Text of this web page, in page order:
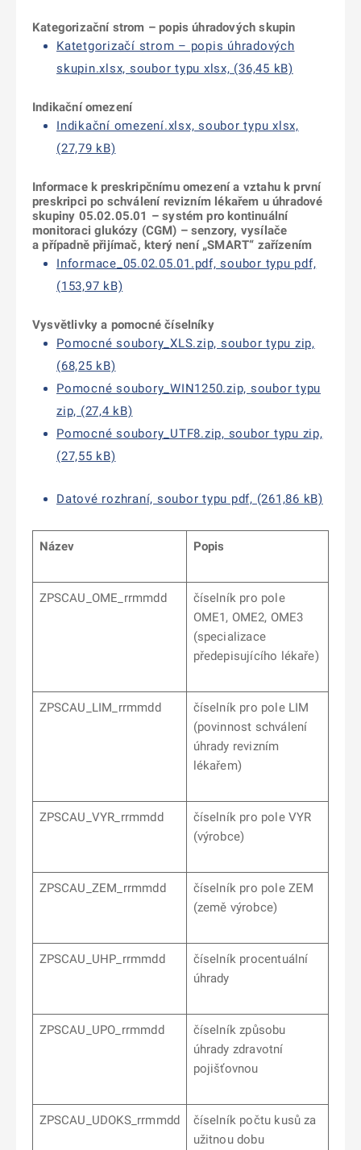
Kategorizační strom – popis úhradových skupin
Katetgorizačí strom – popis úhradových
skupin.xlsx, soubor typu xlsx, (36,45 kB)
Indikační omezení
Indikační omezení.xlsx, soubor typu xlsx,
(27,79 kB)
Informace k preskripčnímu omezení a vztahu k první
preskripci po schválení revizním lékařem u úhradové
skupiny 05.02.05.01 – systém pro kontinuální
monitoraci glukózy (CGM) – senzory, vysílače
a případně přijímač, který není „SMART“ zařízením
Informace_05.02.05.01.pdf, soubor typu pdf,
(153,97 kB)
Vysvětlivky a pomocné číselníky
Pomocné soubory_XLS.zip, soubor typu zip,
(68,25 kB)
Pomocné soubory_WIN1250.zip, soubor typu
zip, (27,4 kB)
Pomocné soubory_UTF8.zip, soubor typu zip,
(27,55 kB)
Datové rozhraní, soubor typu pdf, (261,86 kB)
Název Popis
ZPSCAU_OME_rrmmdd
číselník pro pole
OME1, OME2, OME3
(specializace
předepisujícího lékaře)
ZPSCAU_LIM­_rrmmdd
číselník pro pole LIM
(povinnost schválení
úhrady revizním
lékařem)
ZPSCAU_VYR_rrmmdd
číselník pro pole VYR
(výrobce)
ZPSCAU_ZEM_rrmmdd
číselník pro pole ZEM
(země výrobce)
ZPSCAU_UHP_rrmmdd
číselník procentuální
úhrady
ZPSCAU_UPO_rrmmdd
číselník způsobu
úhrady zdravotní
pojišťovnou
ZPSCAU_UDOKS_rrmmdd
číselník počtu kusů za
užitnou dobu